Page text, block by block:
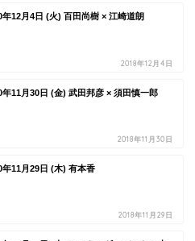
年12月4日 (火) 百田尚樹 × 江崎道朗
2018年12月4日
年11月30日 (金) 武田邦彦 × 須田慎一郎
2018年11月30日
年11月29日 (木) 有本香
2018年11月29日